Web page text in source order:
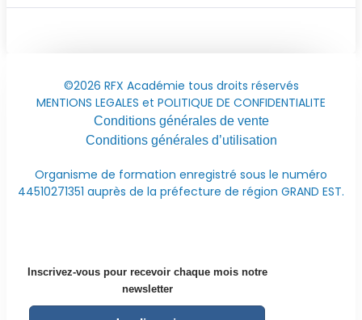
©2026 RFX Académie tous droits réservés
MENTIONS LEGALES et POLITIQUE DE CONFIDENTIALITE
Conditions générales de vente
Conditions générales d’utilisation
Organisme de formation enregistré sous le numéro
44510271351 auprès de la préfecture de région GRAND EST.
Inscrivez-vous pour recevoir chaque mois notre
newsletter